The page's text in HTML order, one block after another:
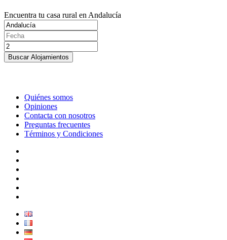
Encuentra tu casa rural en Andalucía
Buscar Alojamientos
Quiénes somos
Opiniones
Contacta con nosotros
Preguntas frecuentes
Términos y Condiciones